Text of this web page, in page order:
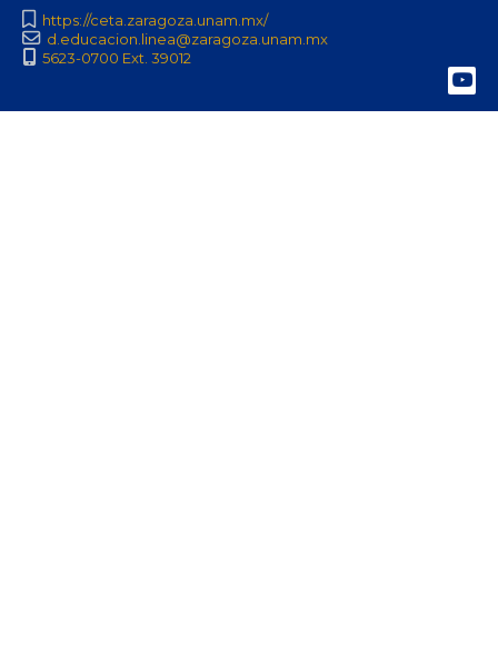
https://ceta.zaragoza.unam.mx/
d.educacion.linea@zaragoza.unam.mx
5623-0700 Ext. 39012